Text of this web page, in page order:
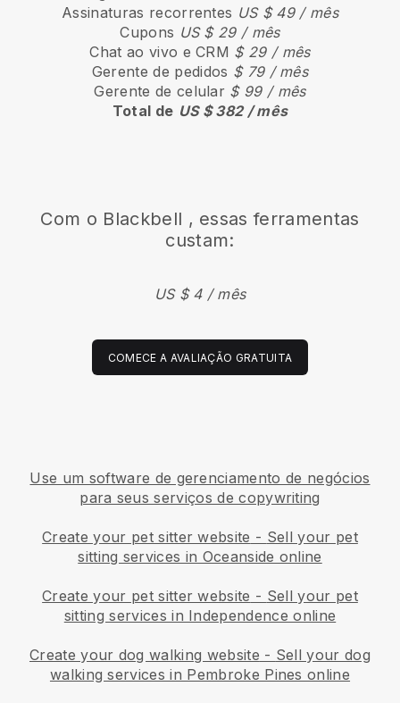
Assinaturas recorrentes US $ 49 / mês
Cupons US $ 29 / mês
Chat ao vivo e CRM $ 29 / mês
Gerente de pedidos $ 79 / mês
Gerente de celular $ 99 / mês
Total de US $ 382 / mês
Com o Blackbell , essas ferramentas
custam:
US $ 4 / mês
COMECE A AVALIAÇÃO GRATUITA
Use um software de gerenciamento de negócios
para seus serviços de copywriting
Create your pet sitter website - Sell your pet
sitting services in Oceanside online
Create your pet sitter website - Sell your pet
sitting services in Independence online
Create your dog walking website - Sell your dog
walking services in Pembroke Pines online